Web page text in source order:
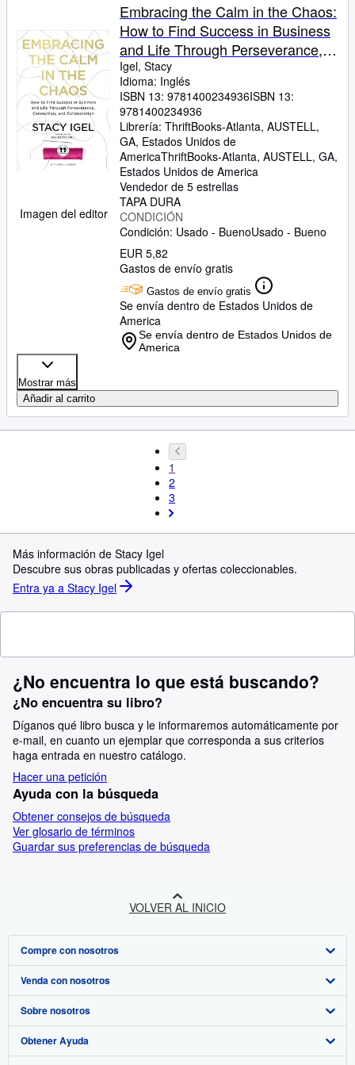
Imagen del editor
Embracing the Calm in the Chaos:
How to Find Success in Business
and Life Through Perseverance,
Connection, and Collaboration
Igel, Stacy
Idioma: Inglés
ISBN 13: 9781400234936ISBN 13:
9781400234936
Librería: ThriftBooks-Atlanta, AUSTELL,
GA, Estados Unidos de
AmericaThriftBooks-Atlanta, AUSTELL, GA,
Estados Unidos de America
Vendedor de 5 estrellas
TAPA DURA
CONDICIÓN
Condición: Usado - BuenoUsado - Bueno
EUR 5,82
Gastos de envío gratis
Gastos de envío gratis
Se envía dentro de Estados Unidos de
America
Se envía dentro de Estados Unidos de
America
Mostrar más
Añadir al carrito
1
2
3
Más información de Stacy Igel
Descubre sus obras publicadas y ofertas coleccionables.
Entra ya a Stacy Igel
¿No encuentra lo que está buscando?
¿No encuentra su libro?
Díganos qué libro busca y le informaremos automáticamente por
e-mail, en cuanto un ejemplar que corresponda a sus criterios
haga entrada en nuestro catálogo.
Hacer una petición
Ayuda con la búsqueda
Obtener consejos de búsqueda
Ver glosario de términos
Guardar sus preferencias de búsqueda
VOLVER AL INICIO
Compre con nosotros
Búsqueda avanzada
Colecciones
Mi cuenta
Venda con nosotros
Comenzar a vender
Únase a nuestro programa de afiliados
Sobre nosotros
Sobre IberLibro
Obtener Ayuda